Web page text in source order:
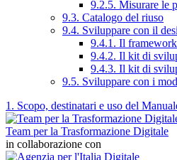
9.2.5. Misurare le
9.3. Catalogo del riuso
9.4. Sviluppare con il
9.4.1. Il
9.4.2. Il kit di
9.4.3. Il kit di
9.5. Sviluppare con i
1. Scopo, destinatari e uso del
Team per la Trasformazione Digitale
in collaborazione con